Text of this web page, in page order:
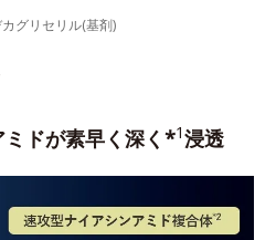
グリセリル(基剤)
ドが素早く深く*1浸透